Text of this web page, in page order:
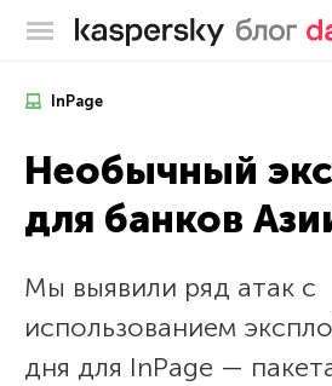
Блог
InPage
Необычный
для банков
Мы выявили ряд атак с
использованием
дня для InPage —